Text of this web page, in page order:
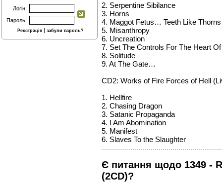
Логін:
Пароль:
Реєстрація |забули пароль?
2. Serpentine Sibilance
3. Horns
4. Maggot Fetus… Teeth Like Thorns
5. Misanthropy
6. Uncreation
7. Set The Controls For The Heart
8. Solitude
9. At The Gate…
CD2: Works of Fire Forces of Hell
1. Hellfire
2. Chasing Dragon
3. Satanic Propaganda
4. I Am Abomination
5. Manifest
6. Slaves To the Slaughter
Є питання щодо 1349 -
(2CD)?